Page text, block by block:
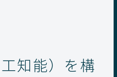
知能）を構